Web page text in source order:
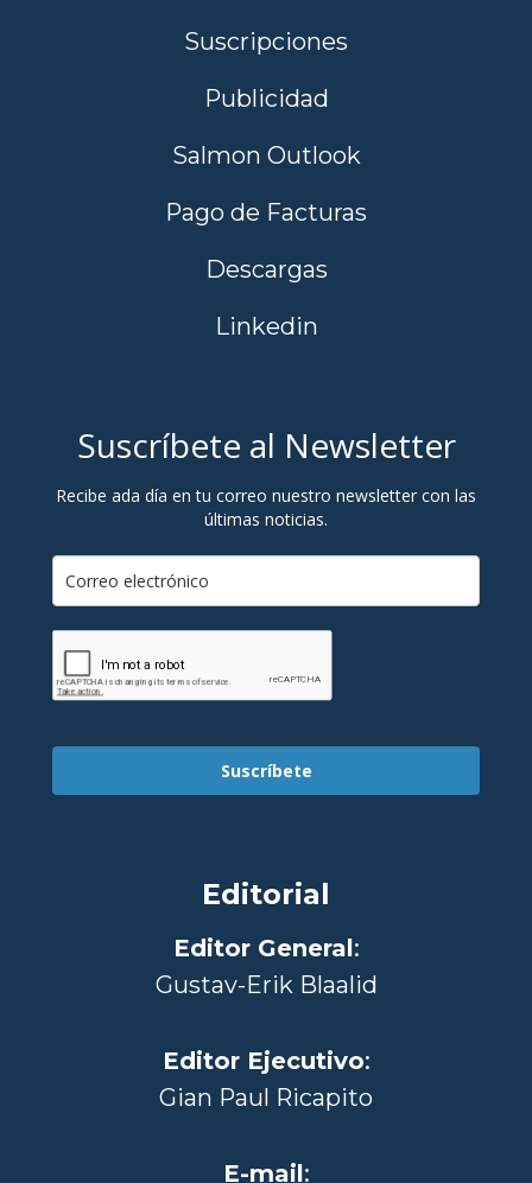
Suscripciones
Publicidad
Salmon Outlook
Pago de Facturas
Descargas
Linkedin
Suscríbete al Newsletter
Recibe ada día en tu correo nuestro newsletter con las
últimas noticias.
Suscríbete
Editorial
Editor General:
Gustav-Erik Blaalid
Editor Ejecutivo:
Gian Paul Ricapito
E-mail: